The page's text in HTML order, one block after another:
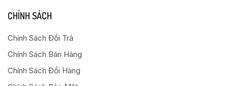
CHÍNH SÁCH
Chính Sách Đổi Trả
Chính Sách Bán Hàng
Chính Sách Đổi Hàng